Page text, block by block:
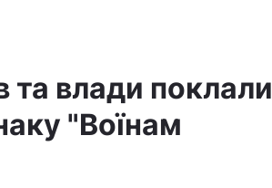
влади поклали
"Воїнам